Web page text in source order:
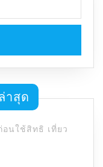
าสุด
อนใช้สิทธิ เที่ยว